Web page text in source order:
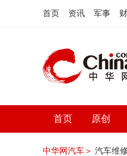
首页 资讯 军事
首页 原创
中华网汽车＞ 汽车维